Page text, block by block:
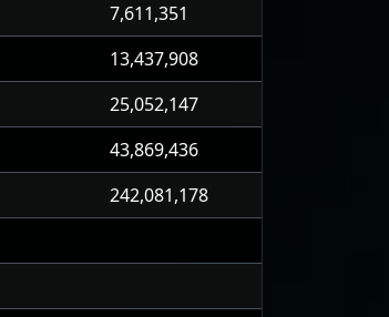
7,611,351
13,437,908
25,052,147
43,869,436
242,081,178